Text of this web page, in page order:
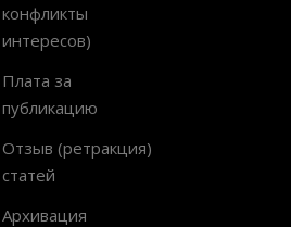
конфликты
интересов)
Плата за
публикацию
Отзыв (ретракция)
статей
Архивация